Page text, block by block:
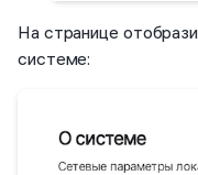
На странице
системе: